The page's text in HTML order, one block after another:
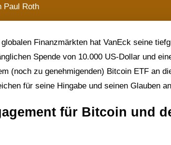
Paul Roth
Finanzmärkten hat VanEck seine
Spende von 10.000 US-Dollar und
(noch zu genehmigenden) Bitcoin ETF an
für seine Hingabe und seinen Glauben
für Bitcoin und